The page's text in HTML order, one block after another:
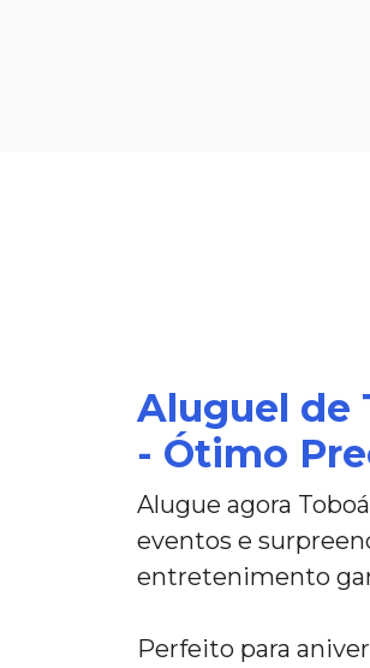
Aluguel de
- Ótimo
Alugue agora
eventos e
entretenimento
Perfeito para